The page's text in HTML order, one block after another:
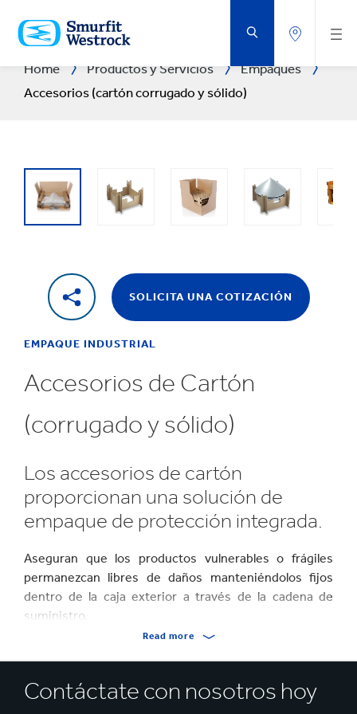
AL
CONTENIDO
PRINCIPAL
Home Productos y Servicios
Empaques
Accesorios (cartón corrugado y sólido)
SOLICITA UNA COTIZACIÓN
EMPAQUE INDUSTRIAL
Accesorios de Cartón
(corrugado y sólido)
Los accesorios de cartón
proporcionan una solución de
empaque de protección integrada.
Aseguran que los productos vulnerables o frágiles
permanezcan libres de daños manteniéndolos fijos
dentro de la caja exterior a través de la cadena de
suministro.
propósito.
Read more
Contáctate con nosotros hoy